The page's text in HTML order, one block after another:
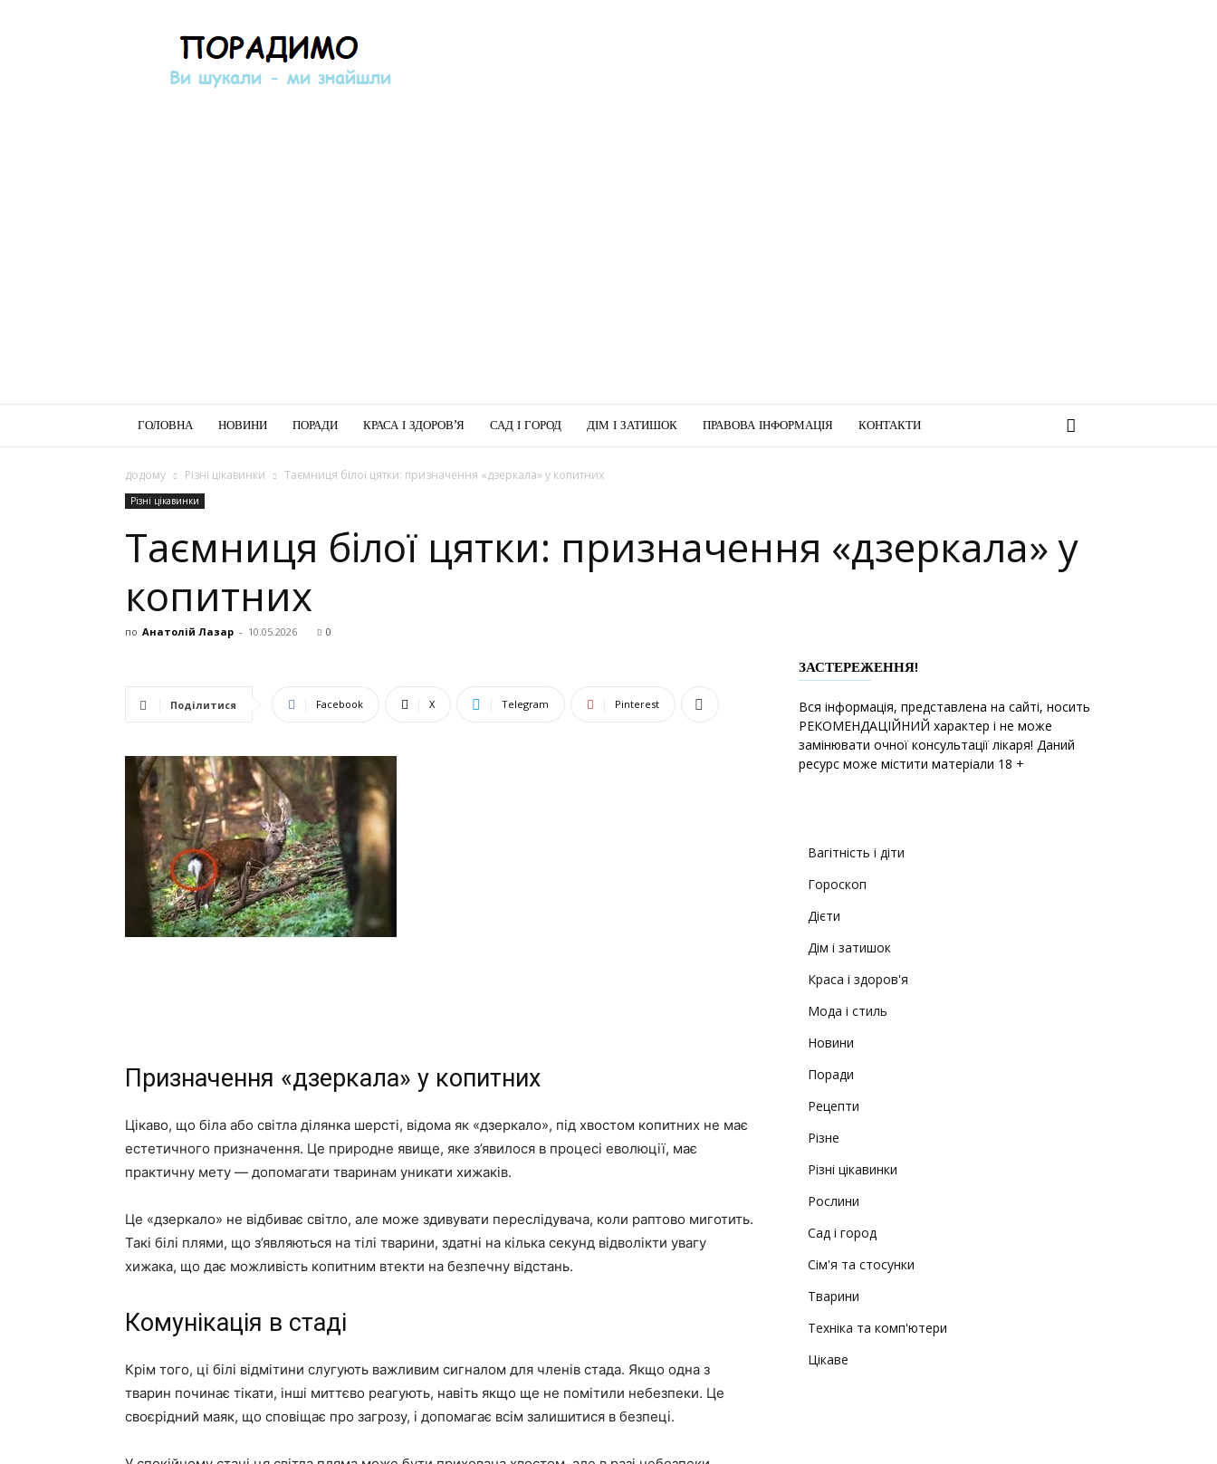
Порадимо
ГОЛОВНА НОВИНИ ПОРАДИ КРАСА І ЗДОРОВ’Я САД І ГОРОД ДІМ І ЗАТИШОК ПРАВОВА ІНФОРМАЦІЯ КОНТАКТИ
додому Різні цікавинки Таємниця білої цятки: призначення «дзеркала» у копитних
Різні цікавинки
Таємниця білої цятки: призначення «дзеркала» у
копитних
по Анатолій Лазар - 10.05.2026 0
Поділитися Facebook X Telegram Pinterest
Призначення «дзеркала» у копитних
Цікаво, що біла або світла ділянка шерсті, відома як «дзеркало», під хвостом копитних не має
естетичного призначення. Це природне явище, яке з’явилося в процесі еволюції, має
практичну мету — допомагати тваринам уникати хижаків.
Це «дзеркало» не відбиває світло, але може здивувати переслідувача, коли раптово миготить.
Такі білі плями, що з’являються на тілі тварини, здатні на кілька секунд відволікти увагу
хижака, що дає можливість копитним втекти на безпечну відстань.
Комунікація в стаді
Крім того, ці білі відмітини слугують важливим сигналом для членів стада. Якщо одна з
тварин починає тікати, інші миттєво реагують, навіть якщо ще не помітили небезпеки. Це
своєрідний маяк, що сповіщає про загрозу, і допомагає всім залишитися в безпеці.
ЗАСТЕРЕЖЕННЯ!
Вся інформація, представлена на сайті, носить
РЕКОМЕНДАЦІЙНИЙ характер і не може
замінювати очної консультації лікаря! Даний
ресурс може містити матеріали 18 +
Вагітність і діти
Гороскоп
Дієти
Дім і затишок
Краса і здоров'я
Мода і стиль
Новини
Поради
Рецепти
Різне
Різні цікавинки
Рослини
Сад і город
Сім'я та стосунки
Тварини
Техніка та комп'ютери
Цікаве